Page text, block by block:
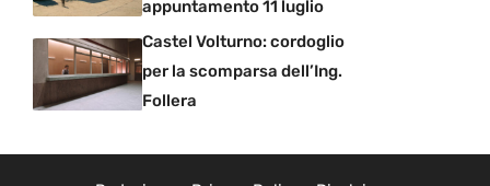
appuntamento 11 luglio
Castel Volturno: cordoglio
per la scomparsa dell’Ing.
Follera